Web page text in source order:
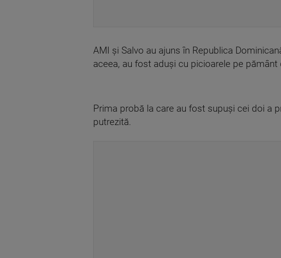
AMI și Salvo au ajuns în Republica
aceea, au fost aduși cu picioarele pe pământ
Prima probă la care au fost supuși cei doi a
putrezită.